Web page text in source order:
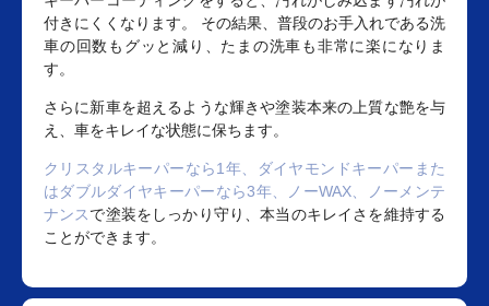
付きにくくなります。 その結果、普段のお手入れである洗
車の回数もグッと減り、たまの洗車も非常に楽になりま
す。
さらに新車を超えるような輝きや塗装本来の上質な艶を与
え、車をキレイな状態に保ちます。
クリスタルキーパーなら1年、ダイヤモンドキーパーまた
はダブルダイヤキーパーなら3年、ノーWAX、ノーメンテ
ナンスで塗装をしっかり守り、本当のキレイさを維持する
ことができます。